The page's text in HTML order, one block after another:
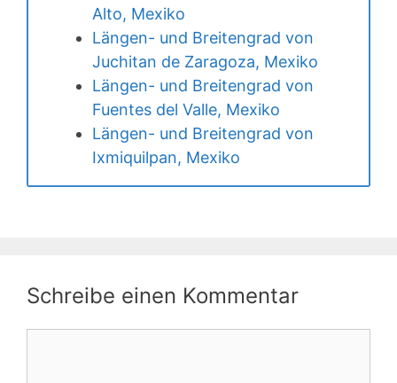
Alto, Mexiko
Längen- und Breitengrad von
Juchitan de Zaragoza, Mexiko
Längen- und Breitengrad von
Fuentes del Valle, Mexiko
Längen- und Breitengrad von
Ixmiquilpan, Mexiko
Schreibe einen Kommentar